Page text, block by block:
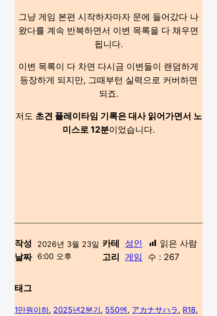
그냥 게임 본편 시작하자마자 문에 들어갔다 나
왔다를 계속 반복하면서 이변 목록을 다 채우면
됩니다.
이변 목록이 다 차면 다시금 이변들이 랜덤하게
등장하게 되지만, 그때부턴 실력으로 커버하면
되죠.
저도 초견 플레이타임 기록은 대사 읽어가면서 노
미스로 12분이었습니다.
작성
날짜
2026년 3월 23일
6:00 오후
카테
고리
성인
게임
읽은 사람
수 : 267
태그
1만원이하, 2025년2분기, 550엔, アカナサハラ, R18